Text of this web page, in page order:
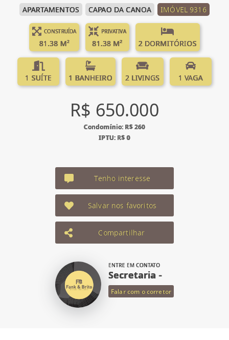
APARTAMENTOS CAPAO DA CANOA IMÓVEL 9316
CONSTRUÍDA
81.38 M²
PRIVATIVA
81.38 M² 2 DORMITÓRIOS
1 SUÍTE 1 BANHEIRO 2 LIVINGS 1 VAGA
R$ 650.000
Condomínio: R$ 260
IPTU: R$ 0
Tenho interesse
Salvar nos favoritos
Compartilhar
ENTRE EM CONTATO
Secretaria -
Falar com o corretor